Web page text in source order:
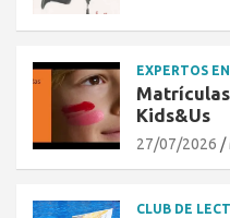
EXPERTOS
Kids&Us
27/07/2026
CLUB DE